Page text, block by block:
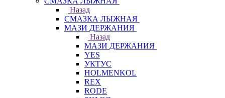
Назад
СМАЗКА ЛЫЖНАЯ
МАЗИ ДЕРЖАНИЯ
Назад
МАЗИ ДЕРЖАНИЯ
YES
УКТУС
HOLMENKOL
REX
RODE